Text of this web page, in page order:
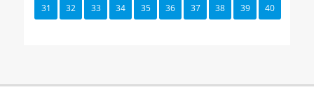
31 32 33 34 35 36 37 38 39 40